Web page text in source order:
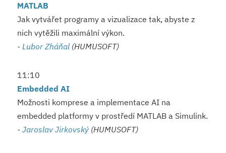
MATLAB
Jak vytvářet programy a vizualizace tak, abyste z
nich vytěžili maximální výkon.
-Lubor Zháňal (HUMUSOFT)
11:10
Embedded AI
Možnosti komprese a implementace AI na
embedded platformy v prostředí MATLAB a Simulink.
-Jaroslav Jirkovský (HUMUSOFT)